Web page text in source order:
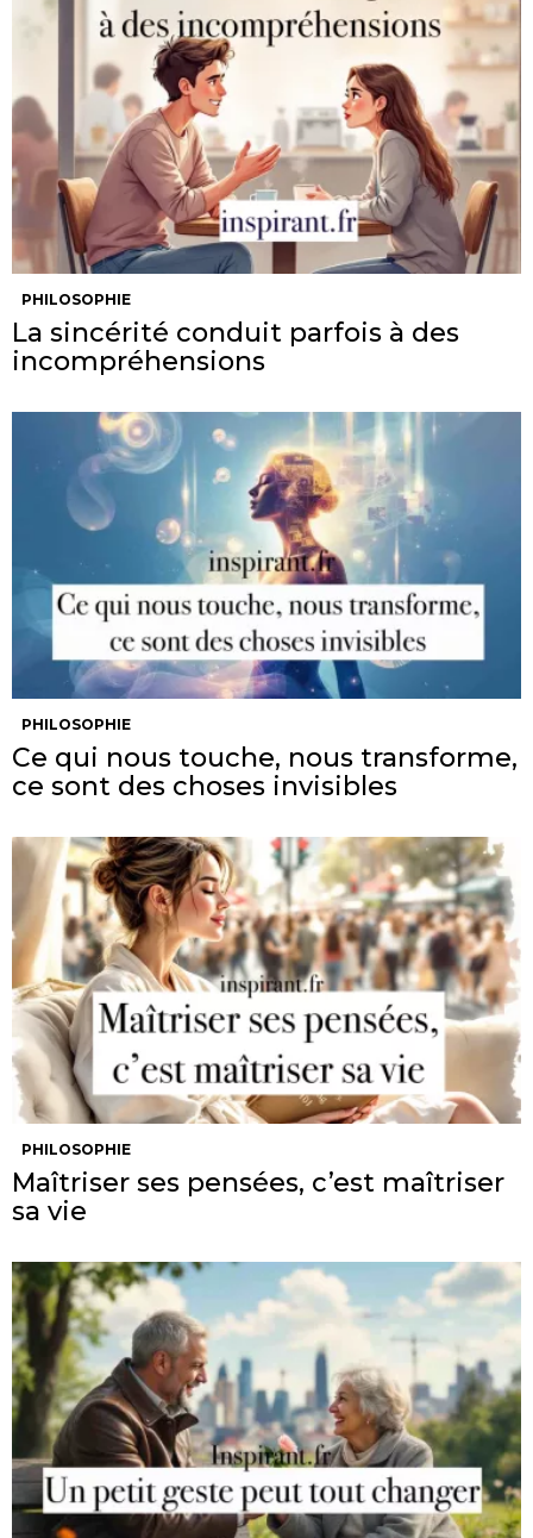
PHILOSOPHIE
La sincérité conduit parfois à des
incompréhensions
PHILOSOPHIE
Ce qui nous touche, nous transforme,
ce sont des choses invisibles
PHILOSOPHIE
Maîtriser ses pensées, c’est maîtriser
sa vie